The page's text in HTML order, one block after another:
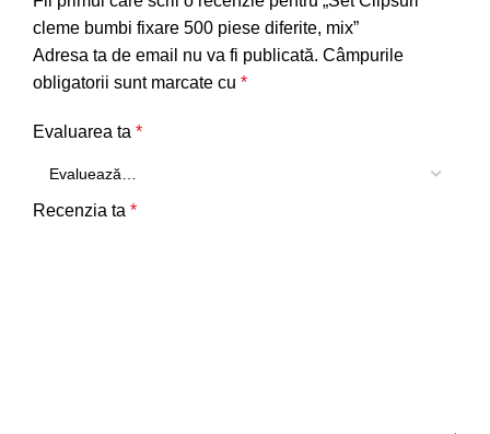
cleme bumbi fixare 500 piese diferite, mix”
Adresa ta de email nu va fi publicată. Câmpurile
obligatorii sunt marcate cu *
Evaluarea ta *
Recenzia ta *